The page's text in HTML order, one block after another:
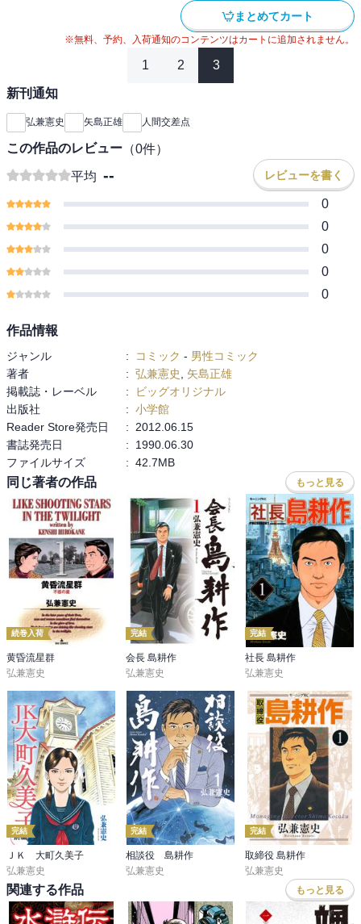
まとめてカート
※無料、予約、入荷通知のコンテンツはカートに追加されません。
1 2 3
新刊通知
弘兼憲史 矢島正雄 人間交差点
この作品のレビュー （0件）
平均 -- レビューを書く
0
0
0
0
0
作品情報
ジャンル : コミック - 男性コミック
著者
: 弘兼憲史
矢島正雄
掲載誌・レーベル
:
ビッグオリジナル
出版社
: 小学館
Reader Store発売日
:
2012.06.15
書誌発売日
:
1990.06.30
ファイルサイズ
: 42.7MB
同じ著者の作品 もっと見る
続巻入荷
黄昏流星群
弘兼憲史
完結
会長 島耕作
弘兼憲史
完結
社長 島耕作
弘兼憲史
完結
ＪＫ 大町久美子
弘兼憲史
完結
相談役 島耕作
弘兼憲史
完結
取締役 島耕作
弘兼憲史
関連する作品 もっと見る